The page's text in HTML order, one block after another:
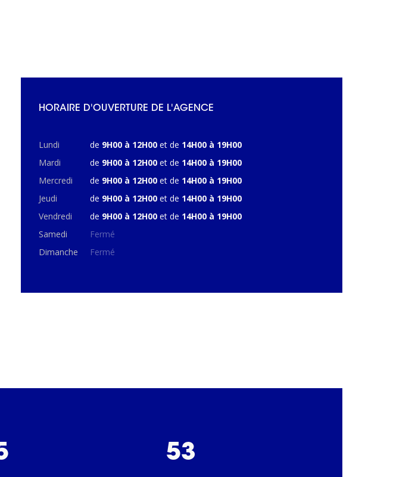
HORAIRE D'OUVERTURE DE L'AGENCE
Lundi de 9H00 à 12H00 et de 14H00 à 19H00
Mardi
de 9H00 à 12H00 et de 14H00 à 19H00
Mercredi
de 9H00 à 12H00 et de 14H00 à 19H00
Jeudi
de 9H00 à 12H00 et de 14H00 à 19H00
Vendredi
de 9H00 à 12H00 et de 14H00 à 19H00
Samedi
Fermé
Dimanche
Fermé
53